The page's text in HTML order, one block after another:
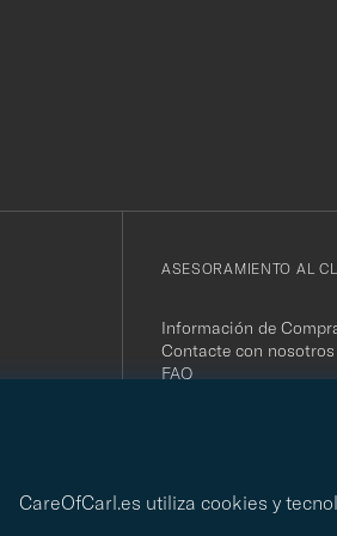
CareOfCarl.es utiliza cookies y
ASESORAMIENTO AL
Información de
Contacte con nosotros
FAQ